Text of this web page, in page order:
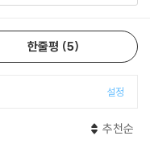
한줄평 5
설정
추천순